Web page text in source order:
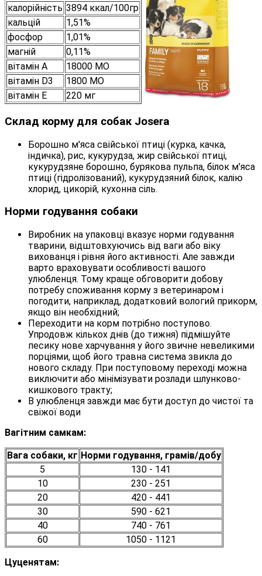
калорійність 3894 ккал/100гр
кальцій
1,51%
фосфор
1,01%
магній
0,11%
вітамін А
18000 МО
вітамін D3
1800 МО
вітамін E
220 мг
Склад корму для собак Josera
Борошно м'яса свійської птиці (курка, качка,
індичка), рис, кукурудза, жир свійської птиці,
кукурудзяне борошно, бурякова пульпа, білок м'яса
птиці (гідролізований), кукурудзяний білок, калію
хлорид, цикорій, кухонна сіль.
Норми годування собаки
Виробник на упаковці вказує норми годування
тварини, відштовхуючись від ваги або віку
вихованця і рівня його активності. Але завжди
варто враховувати особливості вашого
улюбленця. Тому краще обговорити добову
потребу споживання корму з ветеринаром і
погодити, наприклад, додатковий вологий прикорм,
якщо він необхідний;
Переходити на корм потрібно поступово.
Упродовж кількох днів (до тижня) підмішуйте
песику нове харчування у його звичне невеликими
порціями, щоб його травна система звикла до
нового складу. При поступовому переході можна
виключити або мінімізувати розлади шлунково-
кишкового тракту;
В улюбленця завжди має бути доступ до чистої та
свіжої води
Вагітним самкам:
Вага собаки, кг Норми годування, грамів/добу
5
130 - 141
10
230 - 251
20
420 - 441
30
590 - 621
40
740 - 761
60
1050 - 1121
Цуценятам: